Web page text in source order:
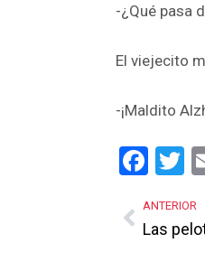
-¿Qué pasa
El viejecito
-¡Maldito
ANTERIOR
Las